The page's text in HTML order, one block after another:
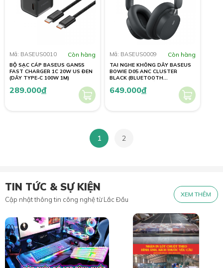
Mã: BASEUS0010 Còn hàng
BỘ SẠC CÁP BASEUS GAN5S
FAST CHARGER 1C 20W US ĐEN
(DÂY TYPE-C 100W 1M)
289.000đ
Mã: BASEUS0009 Còn hàng
TAI NGHE KHÔNG DÂY BASEUS
BOWIE D05 ANC CLUSTER
BLACK (BLUETOOTH
649.000đ
1 2
TIN TỨC & SỰ KIỆN
Cập nhật thông tin công nghệ từ Lắc Đầu
XEM THÊM